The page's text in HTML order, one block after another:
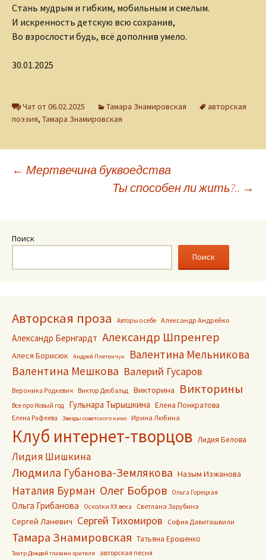
Стань мудрым и гибким, мобильным и смелым.
И искренность детскую всю сохранив,
Во взрослости будь, всё дополнив умело.
30.01.2025
Чат от 06.02.2025 Тамара Знамировская
авторская
поэзия, Тамара Знамировская
Навигация
записям
← Мертвечина буквоедства
Ты способен ли жить?.. →
Поиск
Поиск
Авторская проза Авторы о себе Александр Андрейко
Александр Бернгардт Александр Шпренгер
Алеся Борисюк Андрей Плетенчук
Валентина Мельникова
Валентина Мешкова Валерий Гусаров
Вероника Родкевич Виктор Деобальд Викторина Викторины
Все про Новый год Гульнара Тырышкина Елена Понкратова
Елена Рафеева Звезды советского кино Ирина Любина
Клуб интернет-творцов Лидия Белова
Лидия Шишкина
Людмила Губанова-Землякова Назым Изжанова
Наталия Бурман Олег Бобров Ольга Горецкая
Ольга Грибанова Осколки ХХ века Светлана Зарубина
Сергей Ланевич Сергей Тихомиров София Давиташвили
Тамара Знамировская Татьяна Ерошенко
Театр Дождей глазами зрителя авторская песня